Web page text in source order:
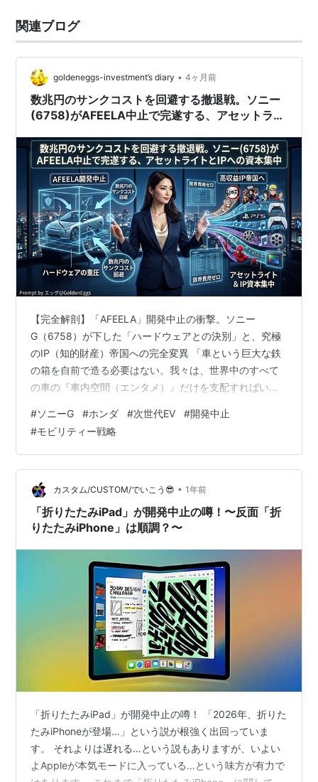
関連ブログ
goldeneggs-investment’s diary • 4ヶ月前
数兆円のサンクコストを回避する撤退戦。ソニー
(6758)がAFEELA中止で完遂する、アセットライ
【完全解剖】「AFEELA」開発中止の衝撃。ソニー
G（6758）が下した「ハードウェアとの決別」と、究極
のIP（知的財産）帝国への完全変異 「車という巨大な鉄
の箱を自前で造る必要はない。我々は、世界中のすべて
の車の『車内空間（エンタメ）』だけを支配すればいい
車業界を揺るがす重大な決断が下されました。ソニーグ
ループ（6758）とホンダ（7267）が共同で進めてきた
次世代EV「AFEELA（アフィーラ）」の開発中止。鳴り
物入りでスタートした「走るエンタメ空間」の夢は、市
販化を目前にしてあっけなく幕を閉じました。 「ソニー
のモビリティー戦略の…
#ソニーG #ホンダ #次世代EV #開発中止
#モビリティー戦略
カスタム/CUSTOM/でいこう😎 • 1年前
「折りたたみiPad」が開発中止の噂！〜反面「折
りたたみiPhone」は順調？〜
「折りたたみiPad」が開発中止の噂！ 「2026年、折りた
たみiPhoneが登場…」という説が根強く出回っていま
す。 それよりは遅れる…という説もありますが、いよい
よAppleが本気モードに入っている…という味方が有力で